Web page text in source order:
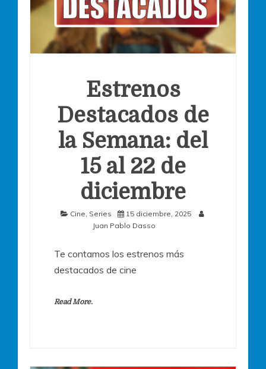
Estrenos
Destacados de
la Semana: del
15 al 22 de
diciembre
Cine, Series
15 diciembre, 2025
Juan Pablo Dasso
Te contamos los estrenos más
destacados de cine
Read More.